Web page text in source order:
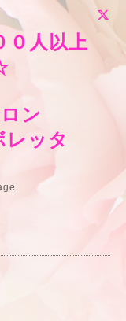
０人以上
ン
ッタ